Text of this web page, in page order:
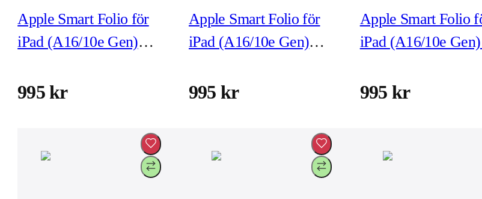
Apple Smart Folio för
iPad (A16/10e Gen)
995 kr
Apple Smart Folio för
iPad (A16/10e Gen)
995 kr
Apple Smart Folio
iPad (A16/10e
995 kr